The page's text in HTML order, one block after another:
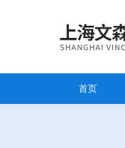
首页